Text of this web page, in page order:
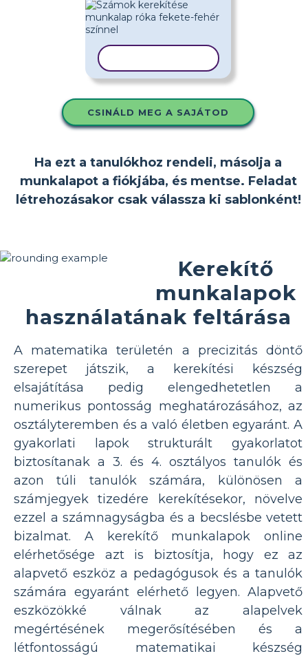
CSINÁLD MEG A SAJÁTOD
Ha ezt a tanulókhoz rendeli, másolja a
munkalapot a fiókjába, és mentse. Feladat
létrehozásakor csak válassza ki sablonként!
Kerekítő
munkalapok
használatának feltárása
A matematika területén a precizitás döntő
szerepet játszik, a kerekítési készség
elsajátítása pedig elengedhetetlen a
numerikus pontosság meghatározásához, az
osztályteremben és a való életben egyaránt. A
gyakorlati lapok strukturált gyakorlatot
biztosítanak a 3. és 4. osztályos tanulók és
azon túli tanulók számára, különösen a
számjegyek tizedére kerekítésekor, növelve
ezzel a számnagyságba és a becslésbe vetett
bizalmat. A kerekítő munkalapok online
elérhetősége azt is biztosítja, hogy ez az
alapvető eszköz a pedagógusok és a tanulók
számára egyaránt elérhető legyen. Alapvető
eszközökké válnak az alapelvek
megértésének megerősítésében és a
létfontosságú matematikai készség